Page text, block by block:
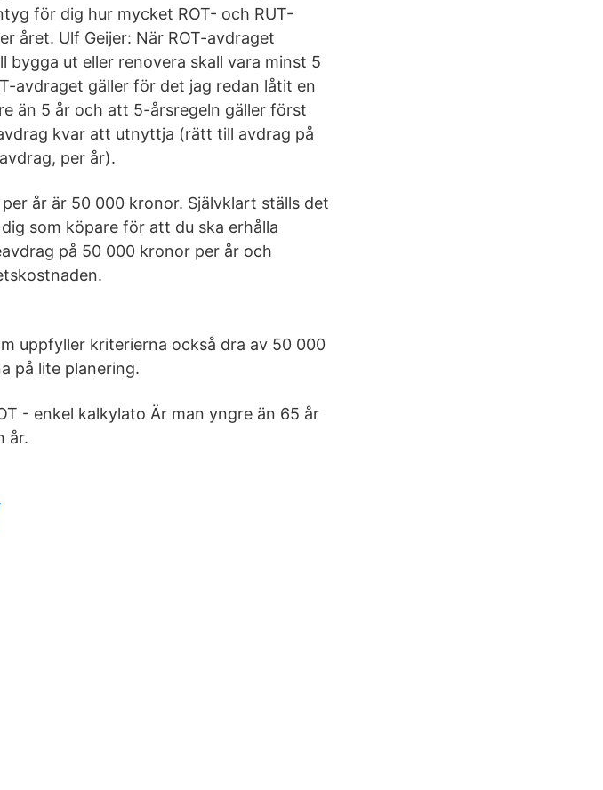
för dig hur mycket ROT- och RUT-
året. Ulf Geijer: När ROT-avdraget
ut eller renovera skall vara minst 5
avdraget gäller för det jag redan låtit en
än 5 år och att 5-årsregeln gäller först
kvar att utnyttja (rätt till avdrag på
per år).
år är 50 000 kronor. Självklart ställs det
som köpare för att du ska erhålla
på 50 000 kronor per år och
uppfyller kriterierna också dra av 50 000
på lite planering.
- enkel kalkylato Är man yngre än 65 år
år.